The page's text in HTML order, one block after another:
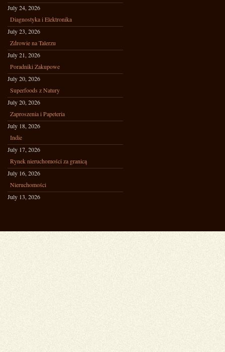
July 24, 2026
Diagnostyka i Elektronika
July 23, 2026
Zdrowie na Talerzu
July 21, 2026
Poradniki Zakupowe
July 20, 2026
Superfoods z Natury
July 20, 2026
Zaproszenia i Papeteria
July 18, 2026
Indie
July 17, 2026
Rynek nieruchomości za granicą
July 16, 2026
Nieruchomości
July 13, 2026